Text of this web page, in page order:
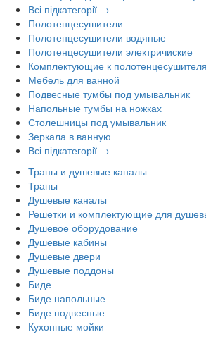
Всі підкатегорії →
Полотенцесушители
Полотенцесушители водяные
Полотенцесушители электричиские
Комплектующие к
Мебель для ванной
Подвесные тумбы под умывальник
Напольные тумбы на ножках
Столешницы под умывальник
Зеркала в ванную
Всі підкатегорії →
Трапы и душевые каналы
Трапы
Душевые каналы
Решетки и комплектующие для
Душевое оборудование
Душевые кабины
Душевые двери
Душевые поддоны
Биде
Биде напольные
Биде подвесные
Кухонные мойки